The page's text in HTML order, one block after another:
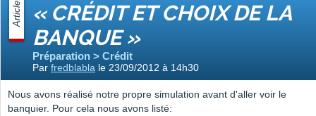
Article « CRÉDIT ET CHOIX DE LA
BANQUE »
Préparation > Crédit
Par fredblabla le 23/09/2012 à 14h30
Nous avons réalisé notre propre simulation avant d'aller voir le
banquier. Pour cela nous avons listé: